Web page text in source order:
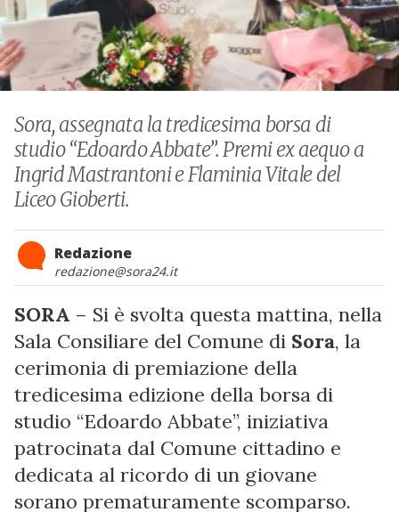
Sora, assegnata la tredicesima borsa di
studio “Edoardo Abbate”. Premi ex aequo a
Ingrid Mastrantoni e Flaminia Vitale del
Liceo Gioberti.
Redazione
redazione@sora24.it
SORA – Si è svolta questa mattina, nella
Sala Consiliare del Comune di Sora, la
cerimonia di premiazione della
tredicesima edizione della borsa di
studio “Edoardo Abbate”, iniziativa
patrocinata dal Comune cittadino e
dedicata al ricordo di un giovane
sorano prematuramente scomparso.